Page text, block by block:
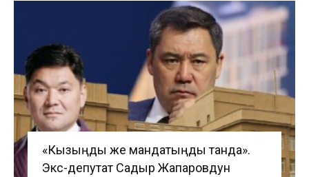
«Кызыңды же мандатыңды танда».
Экс-депутат Садыр Жапаровдун